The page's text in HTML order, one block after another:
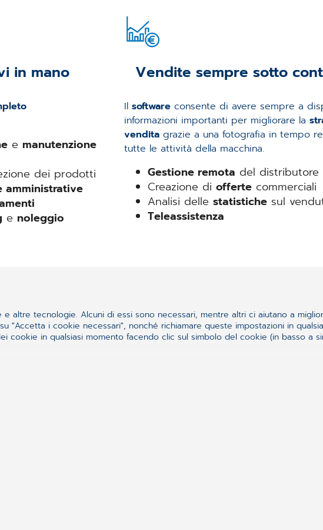
in mano
e manutenzione
dei prodotti
amministrative
e noleggio
Vendite sempre sotto
Il software consente di avere sempre a
informazioni importanti per migliorare la
vendita grazie a una fotografia in tempo
tutte le attività della macchina.
Gestione remota del distributore
Creazione di offerte commerciali
Analisi delle statistiche sul
Teleassistenza
altre tecnologie. Alcuni di essi sono necessari, mentre altri ci aiutano a
"Accetta i cookie necessari", nonché richiamare queste impostazioni in
cookie in qualsiasi momento facendo clic sul simbolo del cookie (in basso a